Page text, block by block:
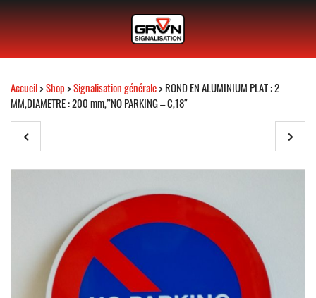
Accueil>Shop>Signalisation générale> ROND EN ALUMINIUM PLAT : 2
MM,DIAMETRE : 200 mm,”NO PARKING – C,18″